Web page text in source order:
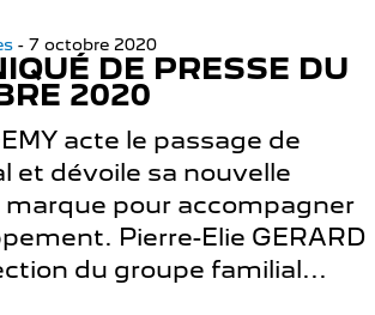
- 7 octobre 2020
DE PRESSE DU
2020
acte le passage de
et dévoile sa nouvelle
pour accompagner
Pierre-Elie GERARD
du groupe familial...